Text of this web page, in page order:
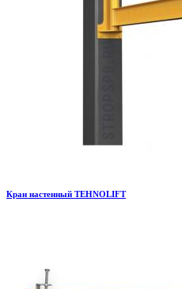
Кран настенный TEHNOLIFT